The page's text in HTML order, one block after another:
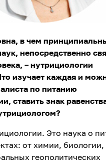
в чем
непосредственно
– нутрициологии
изучает каждая и
по питанию
ставить знак
Это наука о
от химии,
геополитических